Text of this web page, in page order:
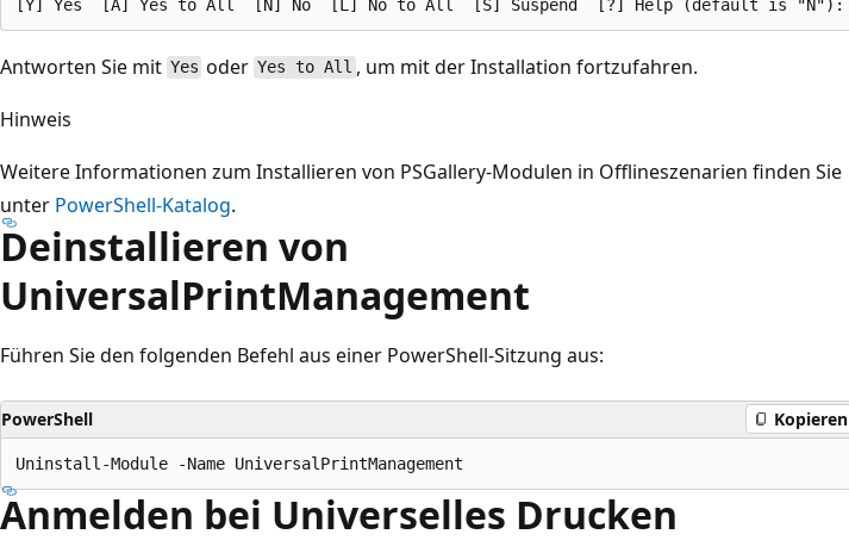
Antworten Sie mit Yes oder Yes to All , um mit der Installation fortzufahren.
Hinweis
Weitere Informationen zum Installieren von PSGallery-Modulen in Offlineszenarien finden Sie
unter PowerShell-Katalog.
Deinstallieren von
UniversalPrintManagement
Führen Sie den folgenden Befehl aus einer PowerShell-Sitzung aus:
PowerShell Kopieren
Anmelden bei Universelles Drucken